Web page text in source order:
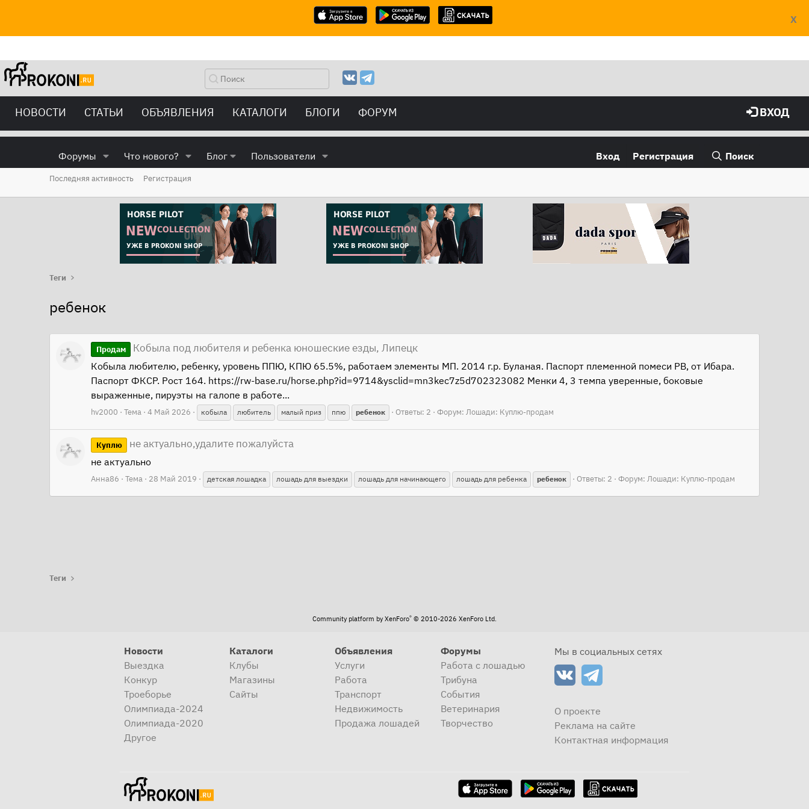
X
НОВОСТИ СТАТЬИ ОБЪЯВЛЕНИЯ КАТАЛОГИ БЛОГИ ФОРУМ ВХОД
Форумы Что нового? Блог Пользователи Вход Регистрация Поиск
Последняя активность Регистрация
Теги
ребенок
Продам Кобыла под любителя и ребенка юношеские езды, Липецк
Кобыла любителю, ребенку, уровень ППЮ, КПЮ 65.5%, работаем элементы МП. 2014 г.р. Буланая. Паспорт племенной помеси РВ, от Ибара.
Паспорт ФКСР. Рост 164. https://rw-base.ru/horse.php?id=9714&ysclid=mn3kec7z5d702323082 Менки 4, 3 темпа уверенные, боковые
выраженные, пируэты на галопе в работе...
hv2000 Тема 4 Май 2026 кобыла любитель малый приз ппю ребенок Ответы: 2 Форум: Лошади: Куплю-продам
Куплю не актуально,удалите пожалуйста
не актуально
Анна86 Тема 28 Май 2019 детская лошадка лошадь для выездки лошадь для начинающего лошадь для ребенка ребенок Ответы: 2 Форум: Лошади: Куплю-продам
Теги
Community platform by XenForo® © 2010-2026 XenForo Ltd.
Новости
Выездка
Конкур
Троеборье
Олимпиада-2024
Олимпиада-2020
Другое
Каталоги
Клубы
Магазины
Сайты
Объявления
Услуги
Работа
Транспорт
Недвижимость
Продажа лошадей
Форумы
Работа с лошадью
Трибуна
События
Ветеринария
Творчество
Мы в социальных сетях
О проекте
Реклама на сайте
Контактная информация